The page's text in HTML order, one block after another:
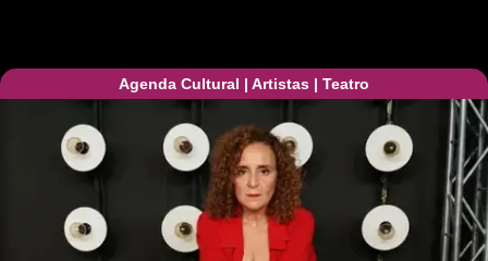
Agenda Cultural | Artistas | Teatro